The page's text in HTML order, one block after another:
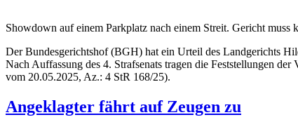
Showdown auf einem Parkplatz nach einem Streit. Gericht
Der Bundesgerichtshof (BGH) hat ein Urteil des Landgerichts
Nach Auffassung des 4. Strafsenats tragen die Feststellungen
vom 20.05.2025, Az.: 4 StR 168/25).
Angeklagter fährt auf Zeugen zu